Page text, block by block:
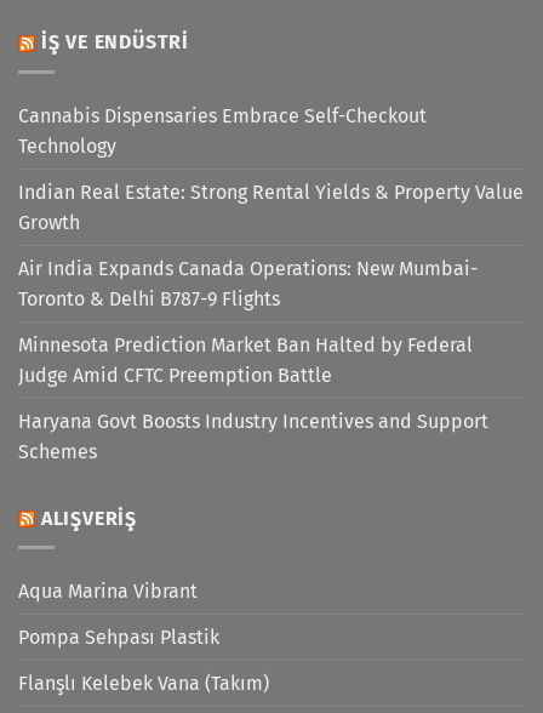
İŞ VE ENDÜSTRI
Cannabis Dispensaries Embrace Self-Checkout
Technology
Indian Real Estate: Strong Rental Yields & Property Value
Growth
Air India Expands Canada Operations: New Mumbai-
Toronto & Delhi B787-9 Flights
Minnesota Prediction Market Ban Halted by Federal
Judge Amid CFTC Preemption Battle
Haryana Govt Boosts Industry Incentives and Support
Schemes
ALIŞVERIŞ
Aqua Marina Vibrant
Pompa Sehpası Plastik
Flanşlı Kelebek Vana (Takım)